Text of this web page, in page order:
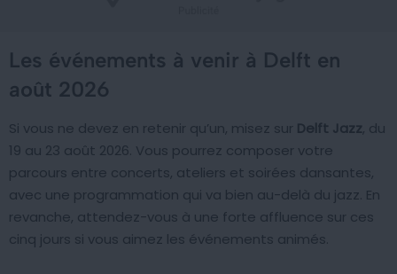
Les événements à venir à Delft en
août 2026
Si vous ne devez en retenir qu’un, misez sur Delft Jazz, du
19 au 23 août 2026. Vous pourrez composer votre
parcours entre concerts, ateliers et soirées dansantes,
avec une programmation qui va bien au-delà du jazz. En
revanche, attendez-vous à une forte affluence sur ces
cinq jours si vous aimez les événements animés.